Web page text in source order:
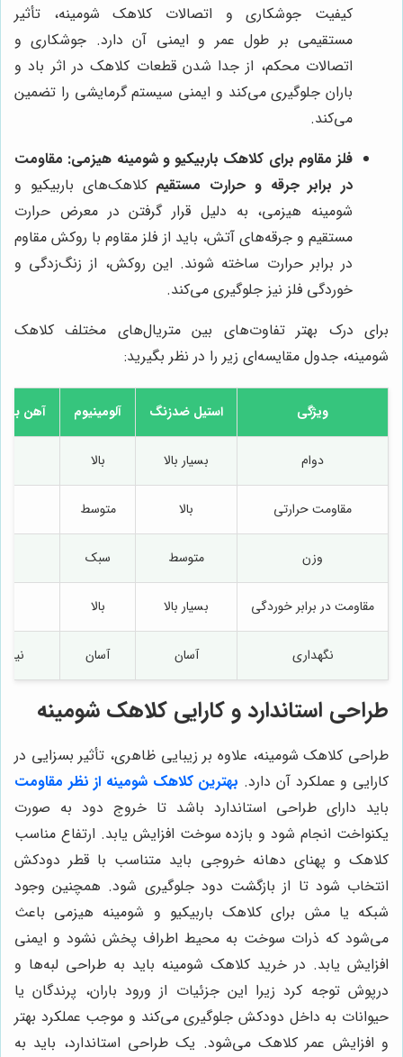
کیفیت جوشکاری و اتصالات کلاهک شومینه، تأثیر
مستقیمی بر طول عمر و ایمنی آن دارد. جوشکاری و
اتصالات محکم، از جدا شدن قطعات کلاهک در اثر باد و
باران جلوگیری می‌کند و ایمنی سیستم گرمایشی را تضمین
می‌کند.
فلز مقاوم برای کلاهک باربیکیو و شومینه هیزمی: مقاومت
در برابر جرقه و حرارت مستقیم کلاهک‌های باربیکیو و
شومینه هیزمی، به دلیل قرار گرفتن در معرض حرارت
مستقیم و جرقه‌های آتش، باید از فلز مقاوم با روکش مقاوم
در برابر حرارت ساخته شوند. این روکش، از زنگ‌زدگی و
خوردگی فلز نیز جلوگیری می‌کند.
برای درک بهتر تفاوت‌های بین متریال‌های مختلف کلاهک
شومینه، جدول مقایسه‌ای زیر را در نظر بگیرید:
ویژگی استیل ضدزنگ آلومینیوم آهن با
دوام بسیار بالا بالا
مقاومت حرارتی بالا متوسط
وزن متوسط سبک
مقاومت در برابر خوردگی بسیار بالا بالا
نگهداری آسان آسان
طراحی استاندارد و کارایی کلاهک شومینه
طراحی کلاهک شومینه، علاوه بر زیبایی ظاهری، تأثیر بسزایی در
کارایی و عملکرد آن دارد. بهترین کلاهک شومینه از نظر مقاومت
باید دارای طراحی استاندارد باشد تا خروج دود به صورت
یکنواخت انجام شود و بازده سوخت افزایش یابد. ارتفاع مناسب
کلاهک و پهنای دهانه خروجی باید متناسب با قطر دودکش
انتخاب شود تا از بازگشت دود جلوگیری شود. همچنین وجود
شبکه یا مش برای کلاهک باربیکیو و شومینه هیزمی باعث
می‌شود که ذرات سوخت به محیط اطراف پخش نشود و ایمنی
افزایش یابد. در خرید کلاهک شومینه باید به طراحی لبه‌ها و
درپوش توجه کرد زیرا این جزئیات از ورود باران، پرندگان یا
حیوانات به داخل دودکش جلوگیری می‌کند و موجب عملکرد بهتر
و افزایش عمر کلاهک می‌شود. یک طراحی استاندارد، باید به